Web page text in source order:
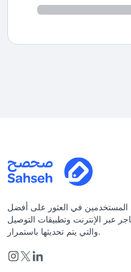
في العثور على أفضل
عبر الإنترنت وتطبيقات التوصيل
والتي يتم تحديثها باستمرار.